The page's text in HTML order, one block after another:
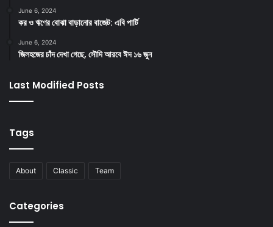
June 6, 2024
কর ও ঋণের বোঝা বাড়ানোর বাজেট: এবি পার্টি
June 6, 2024
জিলহজের চাঁদ দেখা গেছে, সৌদি আরবে ঈদ ১৬ জুন
Last Modified Posts
Tags
About Classic Team
Categories